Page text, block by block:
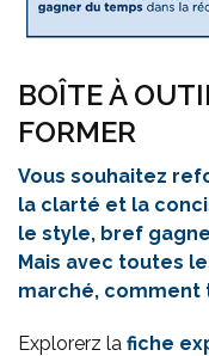
BOÎTE À
FORMER
Vous souhaitez
la clarté et la
le style, bref
Mais avec toutes
marché, comment
Explorerz la fiche